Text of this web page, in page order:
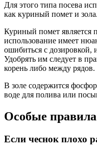
Для этого типа посева
как куриный помет и зола.
Куриный помет является
использование имеет
ошибиться с дозировкой,
Удобрять им следует в
корень либо между рядов.
В золе содержится
воде для полива или
Особые
Если чеснок плохо